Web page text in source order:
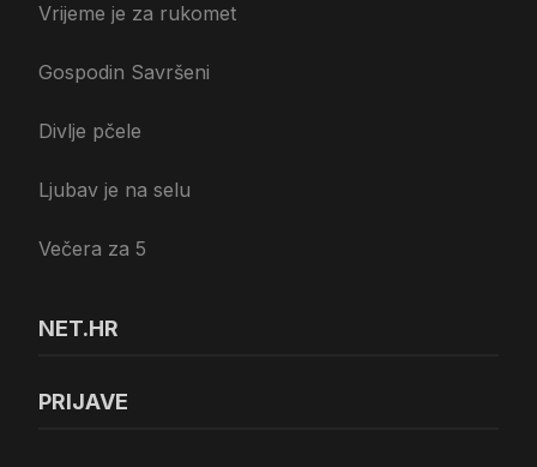
Vrijeme je za rukomet
Gospodin Savršeni
Divlje pčele
Ljubav je na selu
Večera za 5
NET.HR
PRIJAVE